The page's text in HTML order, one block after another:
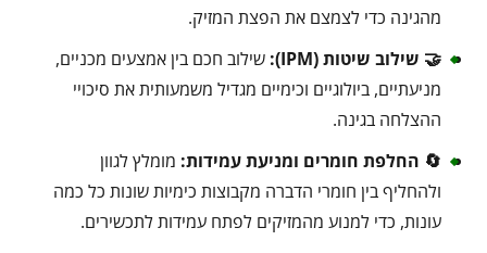
מהגינה כדי לצמצם את הפצת המזיק.
🤝 שילוב שיטות (IPM):
שילוב חכם בין אמצעים מכניים,
מניעתיים, ביולוגיים וכימיים מגדיל משמעותית את סיכויי
ההצלחה בגינה.
🔄 החלפת חומרים ומניעת עמידות: מומלץ לגוון
ולהחליף בין חומרי הדברה מקבוצות כימיות שונות כל כמה
עונות, כדי למנוע מהמזיקים לפתח עמידות לתכשירים.